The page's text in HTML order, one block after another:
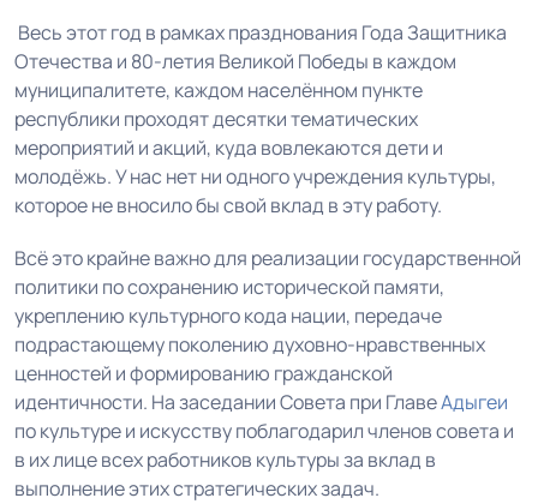
Весь этот год в рамках празднования Года Защитника
Отечества и 80-летия Великой Победы в каждом
муниципалитете, каждом населённом пункте
республики проходят десятки тематических
мероприятий и акций, куда вовлекаются дети и
молодёжь. У нас нет ни одного учреждения культуры,
которое не вносило бы свой вклад в эту работу.
Всё это крайне важно для реализации государственной
политики по сохранению исторической памяти,
укреплению культурного кода нации, передаче
подрастающему поколению духовно-нравственных
ценностей и формированию гражданской
идентичности. На заседании Совета при ГлавеАдыгеи
по культуре и искусству поблагодарил членов совета и
в их лице всех работников культуры за вклад в
выполнение этих стратегических задач.